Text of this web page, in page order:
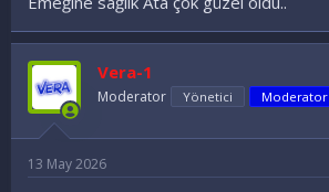
Vera-1
Moderator Yönetici Moderator
13 May 2026